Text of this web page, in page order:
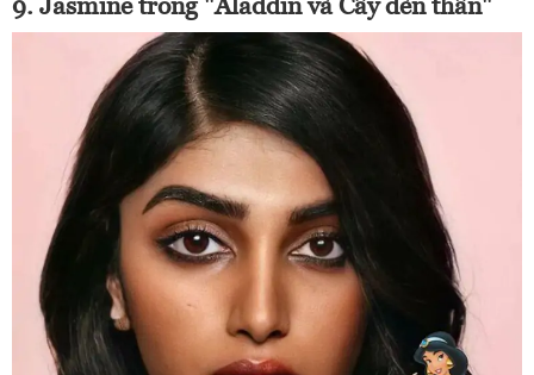
9. Jasmine trong "Aladdin và Cây đèn thần"